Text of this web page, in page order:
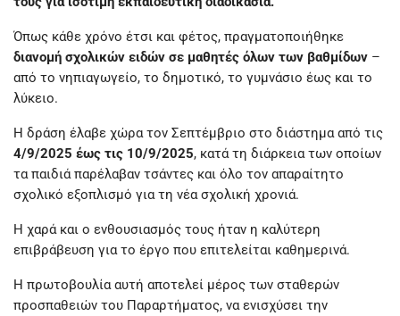
Όπως κάθε χρόνο έτσι και φέτος, πραγματοποιήθηκε
διανομή σχολικών ειδών σε μαθητές όλων των βαθμίδων –
από το νηπιαγωγείο, το δημοτικό, το γυμνάσιο έως και το
λύκειο.
Η δράση έλαβε χώρα τον Σεπτέμβριο στο διάστημα από τις
4/9/2025 έως τις 10/9/2025, κατά τη διάρκεια των οποίων
τα παιδιά παρέλαβαν τσάντες και όλο τον απαραίτητο
σχολικό εξοπλισμό για τη νέα σχολική χρονιά.
Η χαρά και ο ενθουσιασμός τους ήταν η καλύτερη
επιβράβευση για το έργο που επιτελείται καθημερινά.
Η πρωτοβουλία αυτή αποτελεί μέρος των σταθερών
προσπαθειών του Παραρτήματος, να ενισχύσει την